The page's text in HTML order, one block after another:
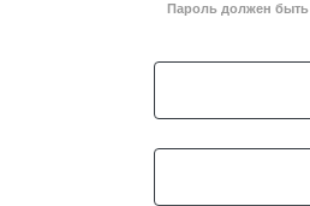
Пароль должен быть